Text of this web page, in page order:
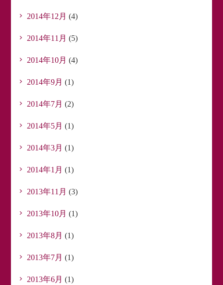
2014年12月 (4)
2014年11月 (5)
2014年10月 (4)
2014年9月 (1)
2014年7月 (2)
2014年5月 (1)
2014年3月 (1)
2014年1月 (1)
2013年11月 (3)
2013年10月 (1)
2013年8月 (1)
2013年7月 (1)
2013年6月 (1)